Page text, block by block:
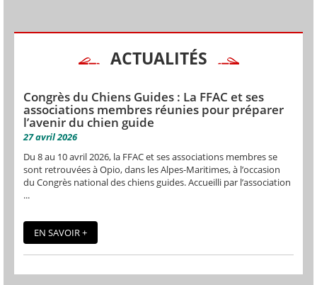
ACTUALITÉS
Congrès du Chiens Guides : La FFAC et ses
associations membres réunies pour préparer
l’avenir du chien guide
27 avril 2026
Du 8 au 10 avril 2026, la FFAC et ses associations membres se
sont retrouvées à Opio, dans les Alpes-Maritimes, à l’occasion
du Congrès national des chiens guides. Accueilli par l’association
...
EN SAVOIR +